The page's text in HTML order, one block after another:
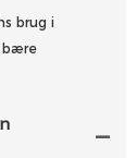
brug i
bære